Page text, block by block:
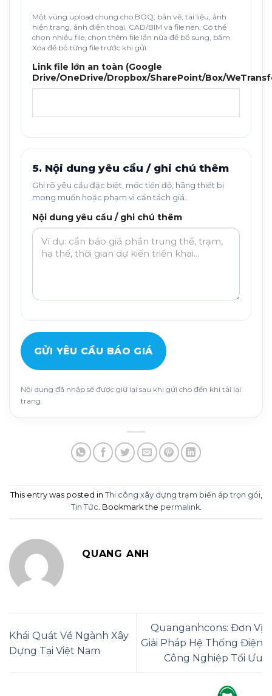
Một vùng upload chung cho BOQ, bản vẽ, tài liệu, ảnh
hiện trạng, ảnh điện thoại, CAD/BIM và file nén. Có thể
chọn nhiều file, chọn thêm file lần nữa để bổ sung, bấm
Xóa để bỏ từng file trước khi gửi.
Link file lớn an toàn (Google
Drive/OneDrive/Dropbox/SharePoint/Box/
5. Nội dung yêu cầu / ghi chú thêm
Ghi rõ yêu cầu đặc biệt, mốc tiến độ, hãng thiết bị
mong muốn hoặc phạm vi cần tách giá.
Nội dung yêu cầu / ghi chú thêm
GỬI YÊU CẦU BÁO GIÁ
Nội dung đã nhập sẽ được giữ lại sau khi gửi cho đến khi tải lại
trang.
This entry was posted in Thi công xây dựng trạm biến áp trọn gói,
Tin Tức. Bookmark the permalink.
QUANG ANH
Khái Quát Về Ngành Xây
Dựng Tại Việt Nam
Quanganhcons: Đơn Vị
Giải Pháp Hệ Thống Điện
Công Nghiệp Tối Ưu